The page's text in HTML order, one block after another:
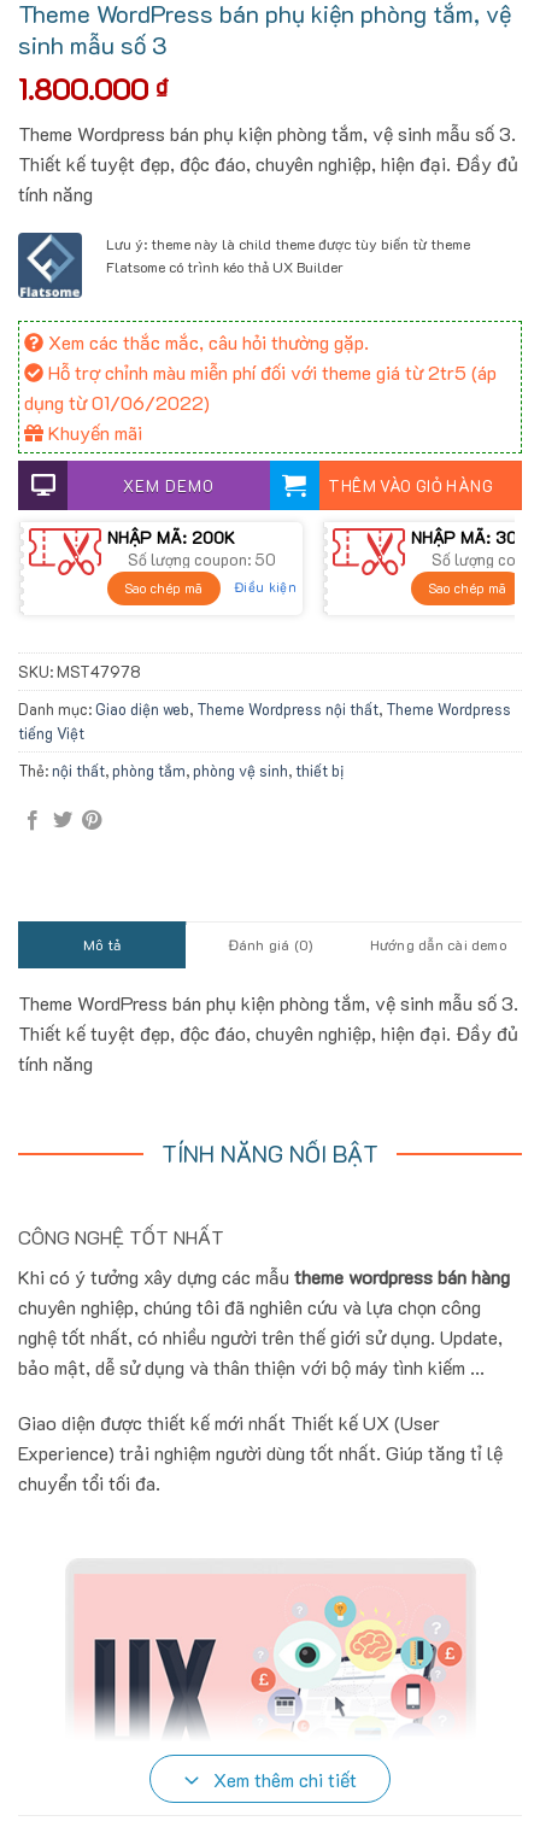
Theme WordPress bán phụ kiện phòng tắm, vệ
sinh mẫu số 3
1.800.000 ₫
Theme Wordpress bán phụ kiện phòng tắm, vệ sinh mẫu số 3.
Thiết kế tuyệt đẹp, độc đáo, chuyên nghiệp, hiện đại. Đầy đủ
tính năng
Lưu ý: theme này là child theme được tùy biến từ theme
Flatsome có trình kéo thả UX Builder
Xem các thắc mắc, câu hỏi thường gặp.
Hỗ trợ chỉnh màu miễn phí đối với theme giá từ 2tr5 (áp
dụng từ 01/06/2022)
Khuyến mãi
XEM DEMO THÊM VÀO GIỎ HÀNG
NHẬP MÃ: 200K
Số lượng coupon: 50
Sao chép mã Điều kiện
NHẬP MÃ: 300K
Số lượng
Sao chép mã
SKU: MST47978
Danh mục:Giao diện web, Theme Wordpress nội thất, Theme Wordpress
tiếng Việt
Thẻ:nội thất,phòng tắm,phòng vệ sinh,thiết bị
Mô tả Đánh giá (0) Hướng dẫn cài demo
Theme WordPress bán phụ kiện phòng tắm, vệ sinh mẫu số 3.
Thiết kế tuyệt đẹp, độc đáo, chuyên nghiệp, hiện đại. Đầy đủ
tính năng
TÍNH NĂNG NỔI BẬT
CÔNG NGHỆ TỐT NHẤT
Khi có ý tưởng xây dựng các mẫu theme wordpress bán hàng
chuyên nghiệp, chúng tôi đã nghiên cứu và lựa chọn công
nghệ tốt nhất, có nhiều người trên thế giới sử dụng. Update,
bảo mật, dễ sử dụng và thân thiện với bộ máy tình kiếm ...
Giao diện được thiết kế mới nhất Thiết kế UX (User
Experience) trải nghiệm người dùng tốt nhất. Giúp tăng tỉ lệ
chuyển tổi tối đa.
Xem thêm chi tiết